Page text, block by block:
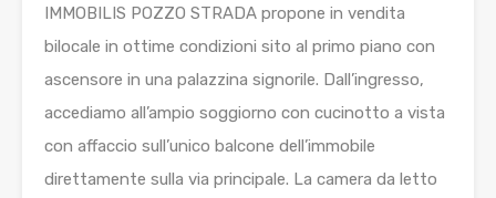
IMMOBILIS POZZO STRADA propone in vendita
bilocale in ottime condizioni sito al primo piano con
ascensore in una palazzina signorile. Dall’ingresso,
accediamo all’ampio soggiorno con cucinotto a vista
con affaccio sull’unico balcone dell’immobile
direttamente sulla via principale. La camera da letto